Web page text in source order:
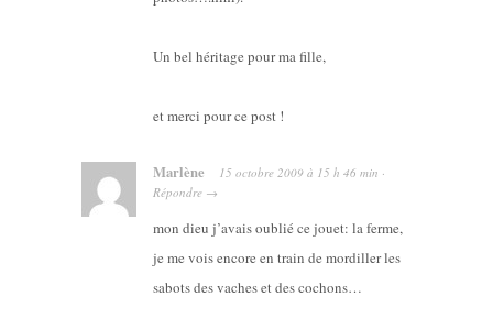
Un bel héritage pour ma fille,
et merci pour ce post !
Marlène 15 octobre 2009 à 15 h 46 min ·
Répondre →
mon dieu j’avais oublié ce jouet: la ferme,
je me vois encore en train de mordiller les
sabots des vaches et des cochons…